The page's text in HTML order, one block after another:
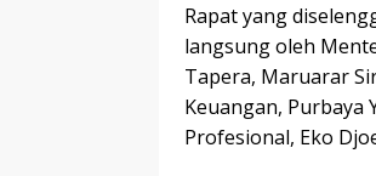
Rapat yang
langsung oleh
Tapera, Maruarar
Keuangan, Purbaya
Profesional, Eko